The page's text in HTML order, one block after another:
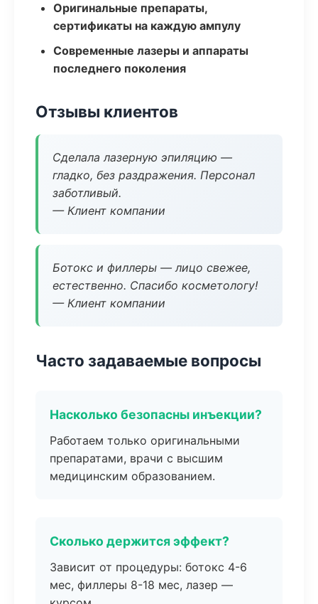
Оригинальные препараты,
сертификаты на каждую ампулу
Современные лазеры и аппараты
последнего поколения
Отзывы клиентов
Сделала лазерную эпиляцию —
гладко, без раздражения. Персонал
заботливый.
— Клиент компании
Ботокс и филлеры — лицо свежее,
естественно. Спасибо косметологу!
— Клиент компании
Часто задаваемые вопросы
Насколько безопасны инъекции?
Работаем только оригинальными
препаратами, врачи с высшим
медицинским образованием.
Сколько держится эффект?
Зависит от процедуры: ботокс 4-6
мес, филлеры 8-18 мес, лазер —